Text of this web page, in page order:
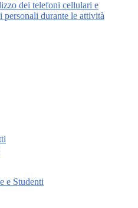
dei telefoni cellulari e
durante le attività
e Studenti